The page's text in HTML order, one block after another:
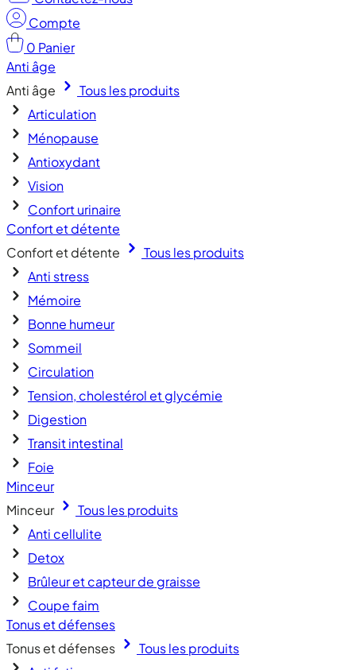
Compte
0 Panier
Anti âge
Anti âge
Tous les produits
Articulation
Ménopause
Antioxydant
Vision
Confort urinaire
Confort et détente
Confort et détente
Tous les produits
Anti stress
Mémoire
Bonne humeur
Sommeil
Circulation
Tension, cholestérol et glycémie
Digestion
Transit intestinal
Foie
Minceur
Minceur
Tous les produits
Anti cellulite
Detox
Brûleur et capteur de graisse
Coupe faim
Tonus et défenses
Tonus et défenses
Tous les produits